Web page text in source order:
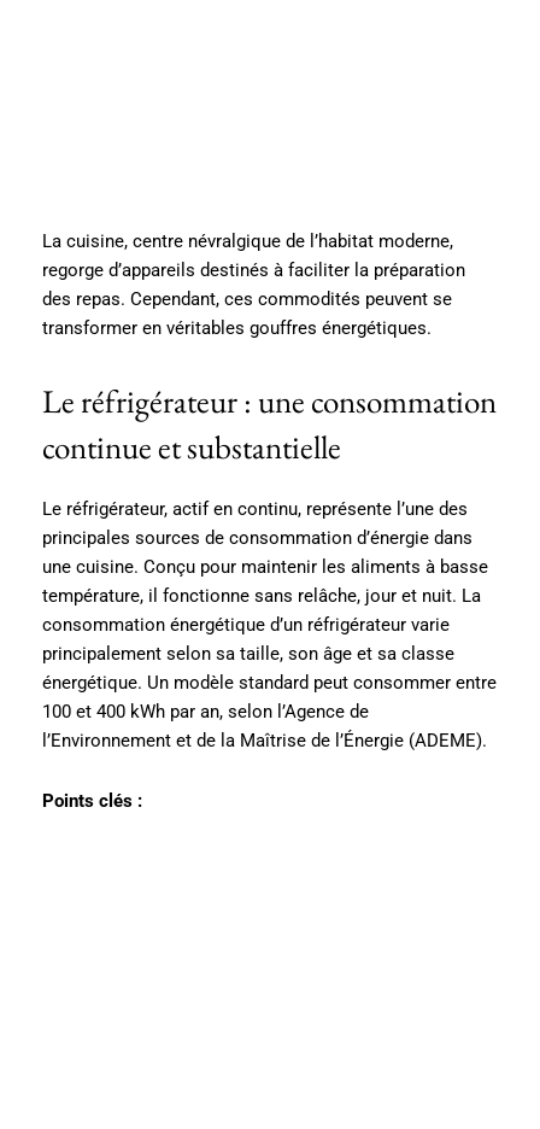
La cuisine, centre névralgique de l’habitat moderne,
regorge d’appareils destinés à faciliter la préparation
des repas. Cependant, ces commodités peuvent se
transformer en véritables gouffres énergétiques.
Le réfrigérateur : une consommation
continue et substantielle
Le réfrigérateur, actif en continu, représente l’une des
principales sources de consommation d’énergie dans
une cuisine. Conçu pour maintenir les aliments à basse
température, il fonctionne sans relâche, jour et nuit. La
consommation énergétique d’un réfrigérateur varie
principalement selon sa taille, son âge et sa classe
énergétique. Un modèle standard peut consommer entre
100 et 400 kWh par an, selon l’Agence de
l’Environnement et de la Maîtrise de l’Énergie (ADEME).
Points clés :